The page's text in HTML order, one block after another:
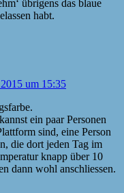
übrigens das blaue
habt.
um 15:35
ein paar Personen
sind, eine Person
die dort jeden Tag im
knapp über 10
dann wohl anschliessen.